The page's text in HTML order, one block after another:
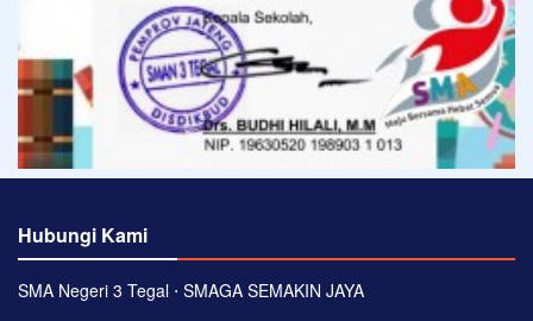
Hubungi Kami
SMA Negeri 3 Tegal ⋅ SMAGA SEMAKIN JAYA